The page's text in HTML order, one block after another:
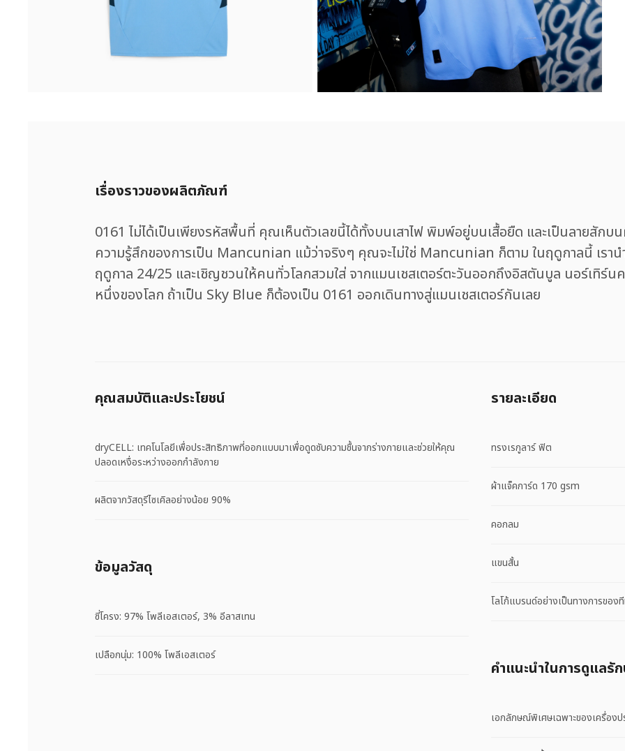
เรื่องราวของผลิตภัณฑ์
0161 ไม่ได้เป็นเพียงรหัสพื้นที่ คุณเห็นตัวเลขนี้ได้ทั้งบนเสาไฟ พิมพ์อยู่บนเสื้อยืด และเป็นลายสัก
ความรู้สึกของการเป็น Mancunian แม้ว่าจริงๆ คุณจะไม่ใช่ Mancunian ก็ตาม ในฤดูกาลนี้ เราน
ฤดูกาล 24/25 และเชิญชวนให้คนทั่วโลกสวมใส่ จากแมนเชสเตอร์ตะวันออกถึงอิสตันบูล นอร์เทิร์น
หนึ่งของโลก ถ้าเป็น Sky Blue ก็ต้องเป็น 0161 ออกเดินทางสู่แมนเชสเตอร์กันเลย
คุณสมบัติและประโยชน์
dryCELL: เทคโนโลยีเพื่อประสิทธิภาพที่ออกแบบมาเพื่อดูดซับความชื้นจากร่างกายและช่วยให้คุณ
ปลอดเหงื่อระหว่างออกกำลังกาย
ผลิตจากวัสดุรีไซเคิลอย่างน้อย 90%
รายละเอียด
ทรงเรกูลาร์ ฟิต
ผ้าแจ็คการ์ด 170 gsm
คอกลม
แขนสั้น
โลโก้แบรนด์อย่างเป็นทางการของ
ข้อมูลวัสดุ
ซี่โครง: 97% โพลีเอสเตอร์, 3% อีลาสเทน
เปลือกนุ่ม: 100% โพลีเอสเตอร์
คําแนะนําในการดูแลรั
เอกลักษณ์พิเศษเฉพาะของเครื่องป